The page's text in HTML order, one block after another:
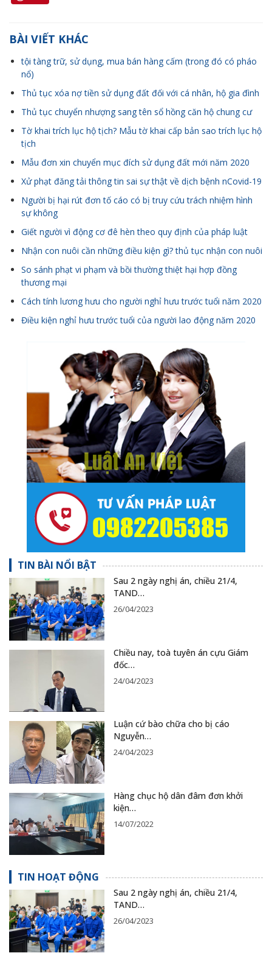
BÀI VIẾT KHÁC
tội tàng trữ, sử dụng, mua bán hàng cấm (trong đó có pháo
nổ)
Thủ tục xóa nợ tiền sử dụng đất đối với cá nhân, hộ gia đình
Thủ tục chuyển nhượng sang tên sổ hồng căn hộ chung cư
Tờ khai trích lục hộ tịch? Mẫu tờ khai cấp bản sao trích lục hộ
tịch
Mẫu đơn xin chuyển mục đích sử dụng đất mới năm 2020
Xử phạt đăng tải thông tin sai sự thật về dịch bệnh nCovid-19
Người bị hại rút đơn tố cáo có bị truy cứu trách nhiệm hình
sự không
Giết người vì động cơ đê hèn theo quy định của pháp luật
Nhận con nuôi cần những điều kiện gì? thủ tục nhận con nuôi
So sánh phạt vi phạm và bồi thường thiệt hại hợp đồng
thương mại
Cách tính lương hưu cho người nghỉ hưu trước tuổi năm 2020
Điều kiện nghỉ hưu trước tuổi của người lao động năm 2020
TIN BÀI NỔI BẬT
Sau 2 ngày nghị án, chiều 21/4,
TAND…
26/04/2023
Chiều nay, toà tuyên án cựu Giám
đốc…
24/04/2023
Luận cứ bào chữa cho bị cáo
Nguyễn…
24/04/2023
Hàng chục hộ dân đâm đơn khởi
kiện…
14/07/2022
TIN HOẠT ĐỘNG
Sau 2 ngày nghị án, chiều 21/4,
TAND…
26/04/2023